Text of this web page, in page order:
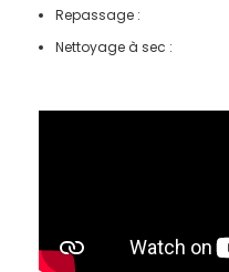
Repassage :
Nettoyage à sec :